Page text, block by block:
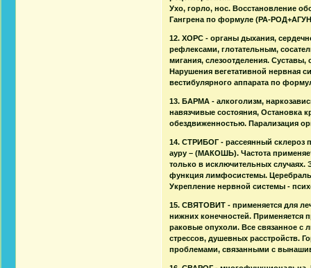
Ухо, горло, нос. Восстановление
Гангрена по формуле (РА-
12. ХОРС - органы дыхания,
рефлексами, глотательным,
мигания, слезоотделения.
Нарушения вегетативной нервная
вестибулярного аппарата по
13. БАРМА - алкоголизм,
навязчивые состояния, Остановка
обездвиженностью. Парализация
14. СТРИБОГ - рассеянный
ауру – (МАКОШЬ). Частота
только в исключительных случаях.
функция лимфосистемы.
Укрепление нервной системы -
15. СВЯТОВИТ - применяется для
нижних конечностей. Применяется
раковые опухоли. Все связанное с
стрессов, душевных расстройств.
проблемами, связанными с